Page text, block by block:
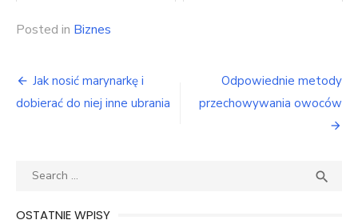
Posted in Biznes
Nawigacja
wpisu
Jak nosić marynarkę i
dobierać do niej inne ubrania
Odpowiednie metody
przechowywania owoców
Search

OSTATNIE WPISY